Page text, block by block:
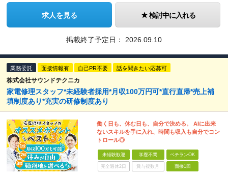
求人を見る 検討中に入れる
掲載終了予定日： 2026.09.10
業務委託 面接情報有 自己PR不要 話を聞きたい応募可
株式会社サウンドテクニカ
家電修理スタッフ*未経験者採用*月収100万円可*直行直帰*売上補
填制度あり*充実の研修制度あり
働く日も、休む日も、自分で決める。 AIに出来
ないスキルを手に入れ、時間も収入も自分でコン
トロール◎
未経験歓迎 学歴不問 ベテランOK
完全週休2日 賞与複数月 面接1回